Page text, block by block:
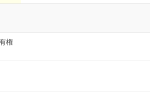
権